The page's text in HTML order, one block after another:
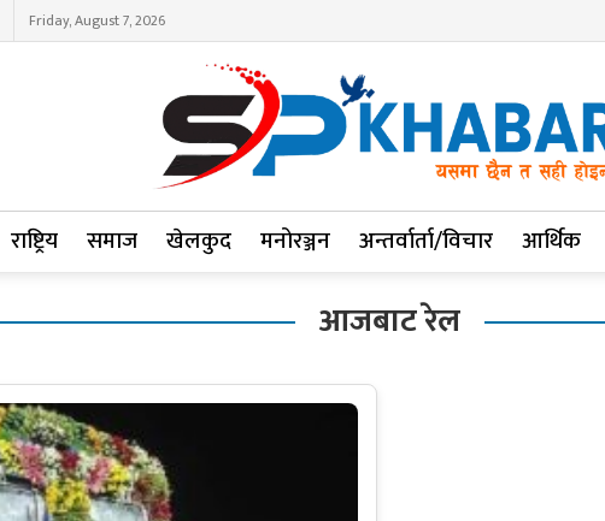
Friday, August 7, 2026
राष्ट्रिय समाज खेलकुद मनोरञ्जन अन्तर्वार्ता/विचार आर्थिक
आजबाट रेल